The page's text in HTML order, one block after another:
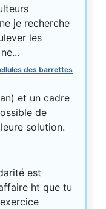
je recherche
les
des barrettes
et un cadre
de
solution.
est
ht que tu